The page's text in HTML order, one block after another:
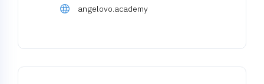
angelovo.academy